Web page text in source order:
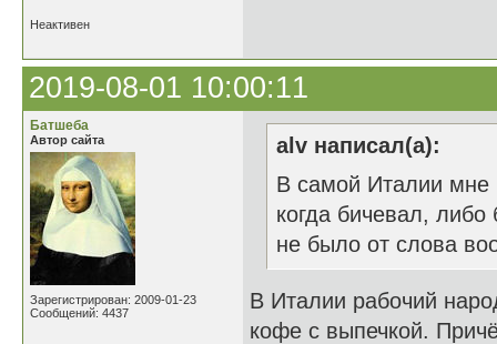
Неактивен
2019-08-01 10:00:11
Батшеба
Автор сайта
Зарегистрирован: 2009-01-23
Сообщений: 4437
alv написал(а):
В самой Италии мне
когда бичевал,
не было от слова
В Италии рабочий
кофе с выпечкой.